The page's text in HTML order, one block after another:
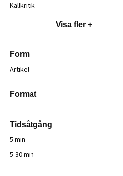
Källkritik
Visa fler +
Form
Artikel
Format
Tidsåtgång
5 min
5-30 min